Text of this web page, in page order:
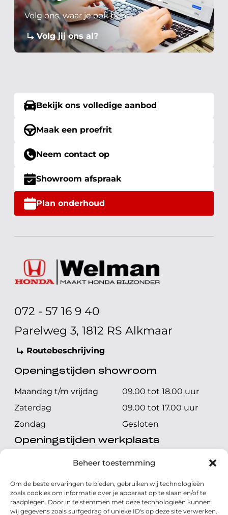
Beheer toestemming
Om de beste ervaringen te bieden, gebruiken wij technologieën
zoals cookies om informatie over je apparaat op te slaan en/of te
raadplegen. Door in te stemmen met deze technologieën kunnen
wij gegevens zoals surfgedrag of unieke ID's op deze site verwerken.
Volg ons, waar je ook bent
Volg jij ons al?
Bekijk ons volledige aanbod
Maak een proefrit
Neem contact op
Showroom afspraak
Plan onderhoud
072 - 57 16 9 40
Parelweg 3, 1812 RS Alkmaar
Routebeschrijving
Openingstijden showroom
Maandag t/m vrijdag
09.00 tot 18.00 uur
Zaterdag
09.00 tot 17.00 uur
Zondag
Gesloten
Openingstijden werkplaats
Maandag t/m vrijdag
08.00 tot 17.00 uur
Zondag
Gesloten